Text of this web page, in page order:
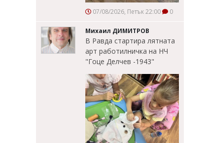
07/08/2026, Петък 22:00 0
Михаил ДИМИТРОВ
В Равда стартира лятната
арт работилничка на НЧ
"Гоце Делчев -1943"